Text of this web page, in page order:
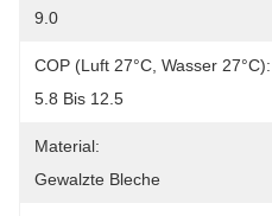
9.0
COP (Luft 27°C, Wasser 27°C):
5.8 Bis 12.5
Material:
Gewalzte Bleche